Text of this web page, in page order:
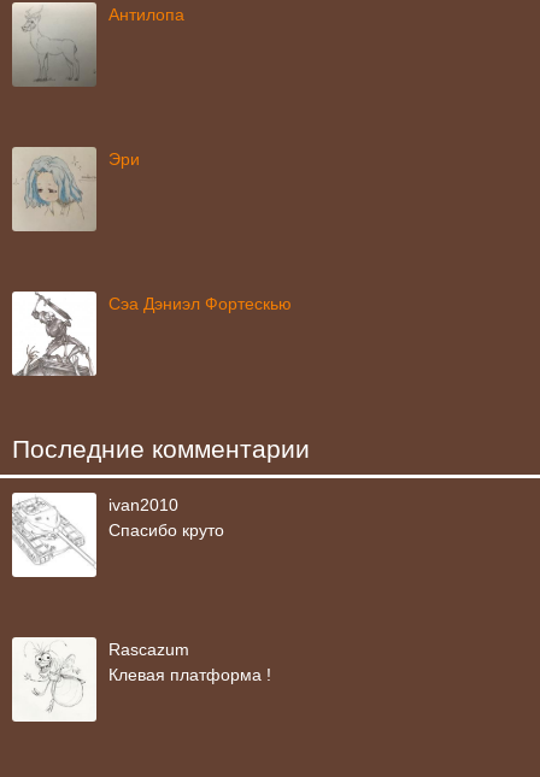
Антилопа
Эри
Сэа Дэниэл Фортескью
Последние комментарии
ivan2010
Спасибо круто
Rascazum
Клевая платформа !